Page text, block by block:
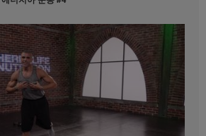
International of America, Inc.에서
있는 허벌라이프 비디오 갤러리를
합니다. 귀하께서는 비디오를 시청
디오가 다운로드 가능한 경우에는 허
또는 허벌라이프® 제품을 홍보할 목
체를 복제하고 배포할 수 있습니다.
비디오를 복제하고 배포하는 과정
를 해서는 안됩니다. Herbalife
Inc.의 명시된 서면 동의 없이
있는 영상, 음성, 설명 및 이야기를